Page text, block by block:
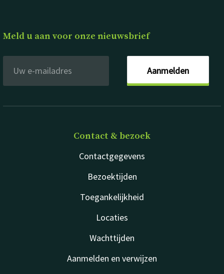
Meld u aan voor onze nieuwsbrief
Aanmelden
Contact & bezoek
Contactgegevens
Locaties
Bezoektijden
Wachttijden
Toegankelijkheid
Aanmelden en verwijzen